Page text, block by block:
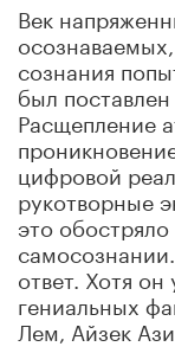
Век
сознания
был
Расщепление
цифровой
рукотворные
это
ответ. Хотя
гениальных
Лем, Айзек